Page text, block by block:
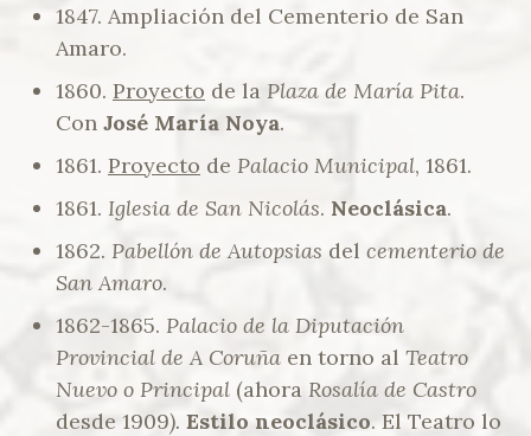
1847. Ampliación del Cementerio de San
Amaro.
1860. Proyecto de la Plaza de María Pita.
Con José María Noya.
1861. Proyecto de Palacio Municipal, 1861.
1861. Iglesia de San Nicolás. Neoclásica.
1862. Pabellón de Autopsias del cementerio de
San Amaro.
1862-1865. Palacio de la Diputación
Provincial de A Coruña en torno al Teatro
Nuevo o Principal (ahora Rosalía de Castro
desde 1909). Estilo neoclásico. El Teatro lo